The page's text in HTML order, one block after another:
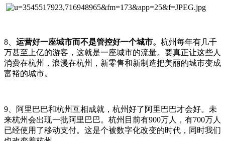
8、 运营好一座城市而不是管控好一个城市。 杭州每年有几千
万甚至上亿的游客，这就是一座城市的流量。要真正让这些人
消费在杭州，浪漫在杭州，新零售和新制造把美丽的城市变成
富裕的城市。
9、阿里巴巴和杭州互相成就，杭州好了阿里巴巴才会好。未
来杭州会出现一批阿里巴巴。杭州目前有900万人，有700万人
已经使用了移动支付。这是个被数字化改变的时代，同时我们